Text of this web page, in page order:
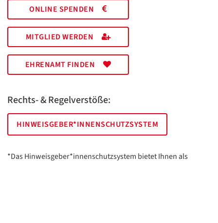
ONLINE SPENDEN
MITGLIED WERDEN
EHRENAMT FINDEN
Rechts- & Regelverstöße:
HINWEISGEBER*INNENSCHUTZSYSTEM
*Das Hinweisgeber*innenschutzsystem bietet Ihnen als